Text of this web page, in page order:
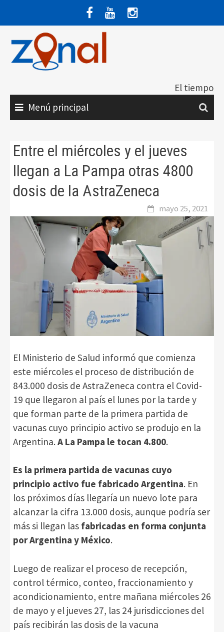
contenido
El tiempo
Menú principal
Entre el miércoles y el jueves
llegan a La Pampa otras 4800
dosis de la AstraZeneca
mayo 25, 2021
El Ministerio de Salud informó que comienza
este miércoles el proceso de distribución de
843.000 dosis de AstraZeneca contra el Covid-
19 que llegaron al país el lunes por la tarde y
que forman parte de la primera partida de
vacunas cuyo principio activo se produjo en la
Argentina. A La Pampa le tocan 4.800.
Es la primera partida de vacunas cuyo
principio activo fue fabricado Argentina. En
los próximos días llegaría un nuevo lote para
alcanzar la cifra 13.000 dosis, aunque podría ser
más si llegan las fabricadas en forma conjunta
por Argentina y México.
Luego de realizar el proceso de recepción,
control térmico, conteo, fraccionamiento y
acondicionamiento, entre mañana miércoles 26
de mayo y el jueves 27, las 24 jurisdicciones del
país recibirán las dosis de la vacuna